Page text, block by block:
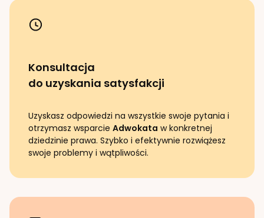
Konsultacja
do uzyskania satysfakcji
Uzyskasz odpowiedzi na wszystkie swoje pytania i
otrzymasz wsparcie Adwokata w konkretnej
dziedzinie prawa. Szybko i efektywnie rozwiążesz
swoje problemy i wątpliwości.